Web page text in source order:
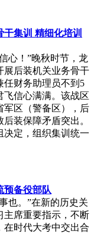
集训 精细化培训
心！”晚秋时节，龙
展后装机关业务骨干
任财务助理员不到5
飞信心满满。该战区
军区（警备区），后
装保障矛盾突出。
决定，组织集训统一
预备役部队
也。”在新的历史关
主席重要指示，不断
在时代大考中交出合